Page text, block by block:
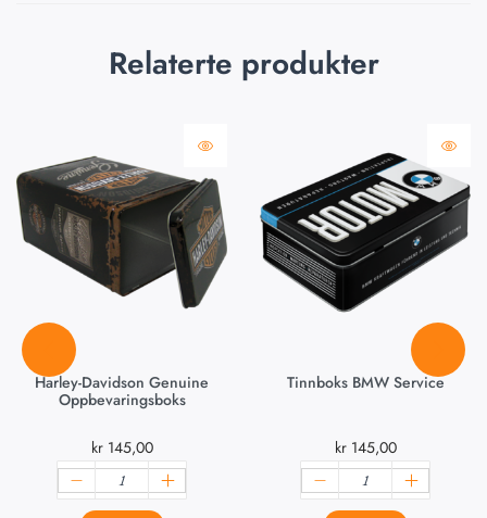
Relaterte produkter
Harley-Davidson Genuine
Oppbevaringsboks
kr145,00
Tinnboks BMW Service
kr145,00